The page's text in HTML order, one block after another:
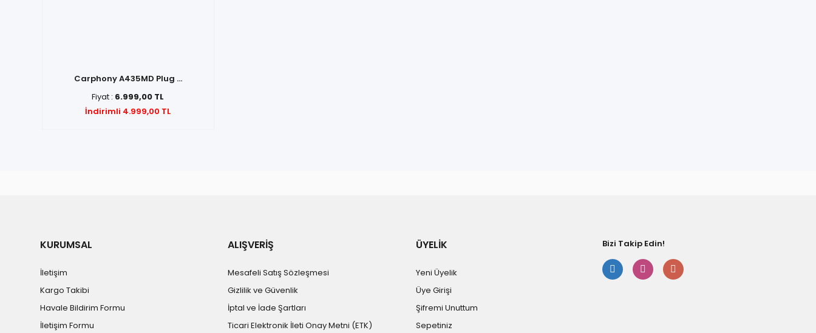
Carphony A435MD Plug ...
Fiyat : 6.999,00 TL
İndirimli 4.999,00 TL
KURUMSAL
İletişim
Kargo Takibi
Havale Bildirim Formu
İletişim Formu
ALIŞVERİŞ
Mesafeli Satış Sözleşmesi
Gizlilik ve Güvenlik
İptal ve İade Şartları
Ticari Elektronik İleti Onay Metni (ETK)
ÜYELİK
Yeni Üyelik
Üye Girişi
Şifremi Unuttum
Sepetiniz
Bizi Takip Edin!